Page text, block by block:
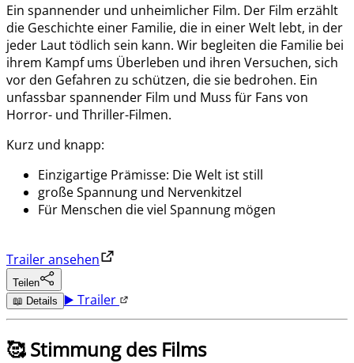
Ein spannender und unheimlicher Film. Der Film erzählt
die Geschichte einer Familie, die in einer Welt lebt, in der
jeder Laut tödlich sein kann. Wir begleiten die Familie bei
ihrem Kampf ums Überleben und ihren Versuchen, sich
vor den Gefahren zu schützen, die sie bedrohen. Ein
unfassbar spannender Film und Muss für Fans von
Horror- und Thriller-Filmen.
Kurz und knapp:
Einzigartige Prämisse: Die Welt ist still
große Spannung und Nervenkitzel
Für Menschen die viel Spannung mögen
Trailer ansehen
Teilen
📖 Details ▶️ Trailer
🥰 Stimmung des Films